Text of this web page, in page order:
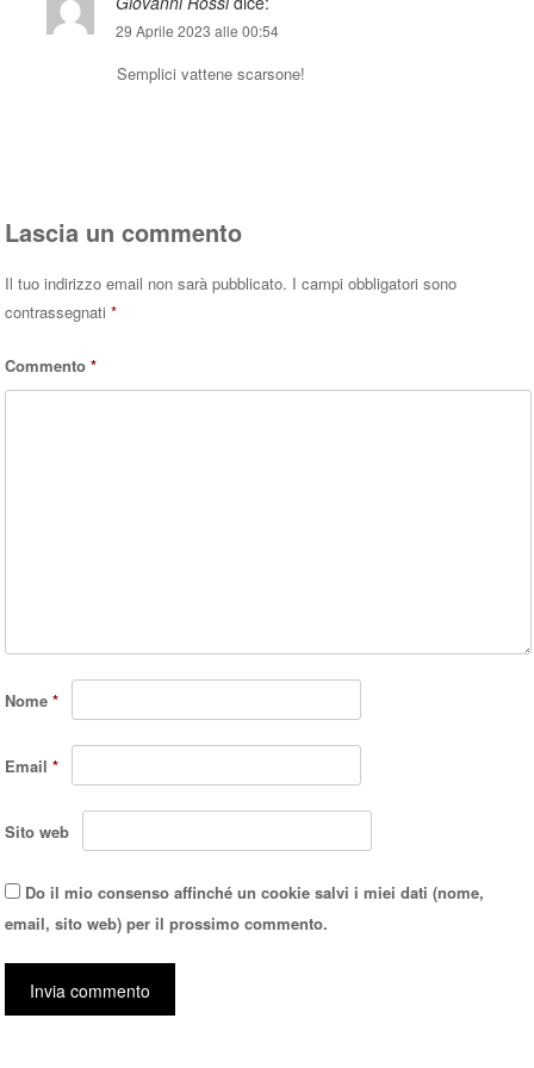
29 Aprile 2023 alle 00:54
Semplici vattene scarsone!
Lascia un commento
Il tuo indirizzo email non sarà pubblicato. I campi obbligatori sono
contrassegnati*
Commento*
Nome*
Email*
Sito web
Do il mio consenso affinché un cookie salvi i miei dati (nome,
email, sito web) per il prossimo commento.